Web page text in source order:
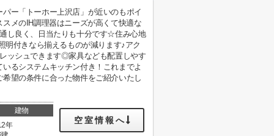
ー「トーホー上沢店」が近いのもポイ
メのIH調理器はニーズが高くて快適な
し良く、日当たりも十分です☆住み心地
明付きなら揃えるものが減ります♪アク
ッシュできます◎家具なども配置しやす
るシステムキッチン付き！これまでよ
望の条件に合った物件をご紹介いたし
建物
年
空室情報へ